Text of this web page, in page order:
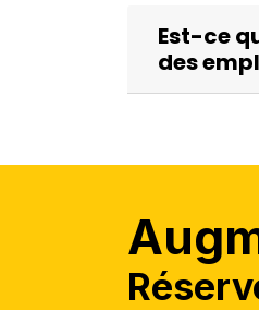
Est-ce
des